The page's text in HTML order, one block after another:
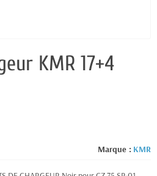
KMR 17+4
Marque : KMR